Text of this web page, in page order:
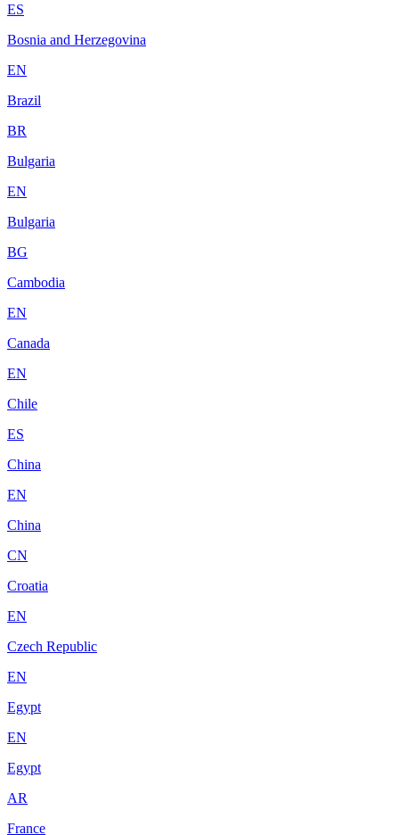
ES
Bosnia and Herzegovina
EN
Brazil
BR
Bulgaria
EN
Bulgaria
BG
Cambodia
EN
Canada
EN
Chile
ES
China
EN
China
CN
Croatia
EN
Czech Republic
EN
Egypt
EN
Egypt
AR
France